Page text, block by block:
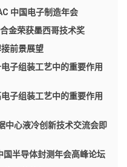
中国电子制造年会
金荣获墨西哥技术奖
前景展望
子组装工艺中的重要作用
子组装工艺中的重要作用
中心液冷创新技术交流会即
半导体封测年会高峰论坛